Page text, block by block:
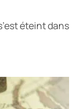
éteint dans